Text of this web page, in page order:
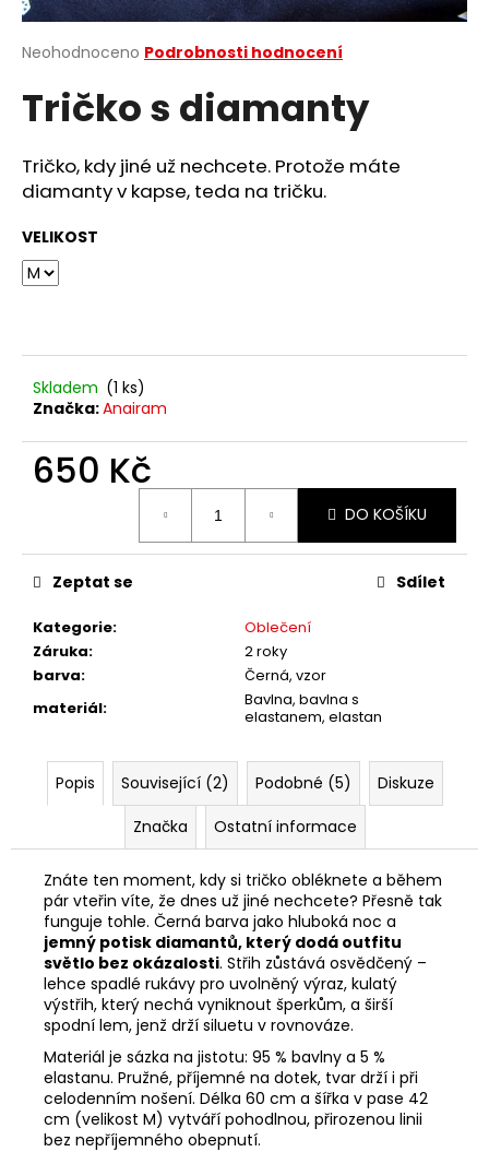
Průměrné
produktu
z
5
hvězdiček.
Neohodnoceno Podrobnosti hodnocení
Tričko s diamanty
Tričko, kdy jiné už nechcete. Protože máte
diamanty v kapse, teda na tričku.
VELIKOST
Skladem (1 ks)
Značka:Anairam
650 Kč
DO KOŠÍKU
Kategorie:
Oblečení
Záruka:
2 roky
barva:
Černá, vzor
materiál:
Bavlna, bavlna s
elastanem, elastan
Zeptat se Sdílet
Popis Související (2) Podobné (5)
Diskuze
Značka
Ostatní informace
Znáte ten moment, kdy si tričko obléknete a během
pár vteřin víte, že dnes už jiné nechcete? Přesně tak
funguje tohle. Černá barva jako hluboká noc a
jemný potisk diamantů, který dodá outfitu
světlo bez okázalosti. Střih zůstává osvědčený –
lehce spadlé rukávy pro uvolněný výraz, kulatý
výstřih, který nechá vyniknout šperkům, a širší
spodní lem, jenž drží siluetu v rovnováze.
Materiál je sázka na jistotu: 95 % bavlny a 5 %
elastanu. Pružné, příjemné na dotek, tvar drží i při
celodenním nošení. Délka 60 cm a šířka v pase 42
cm (velikost M) vytváří pohodlnou, přirozenou linii
bez nepříjemného obepnutí.
a
j
t
D
p
o
r
u
e
m